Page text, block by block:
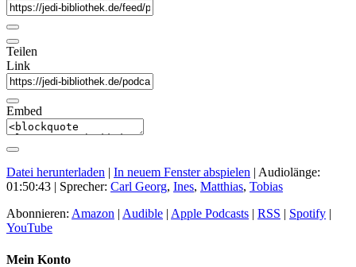
Teilen
Link
Embed
Datei herunterladen | In neuem Fenster abspielen | Audiolänge:
01:50:43 | Sprecher: Carl Georg, Ines, Matthias, Tobias
Abonnieren: Amazon | Audible | Apple Podcasts | RSS | Spotify |
YouTube
Mein Konto